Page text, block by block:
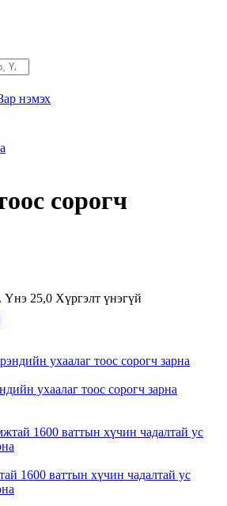
нэмэх
сорогч
25,0 Хүргэлт үнэгүй
ухаалаг тоос сорогч зарна
1600 ваттын хүчин чадалтай ус